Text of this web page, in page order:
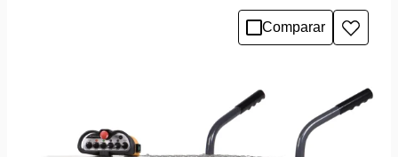
Comparar
à